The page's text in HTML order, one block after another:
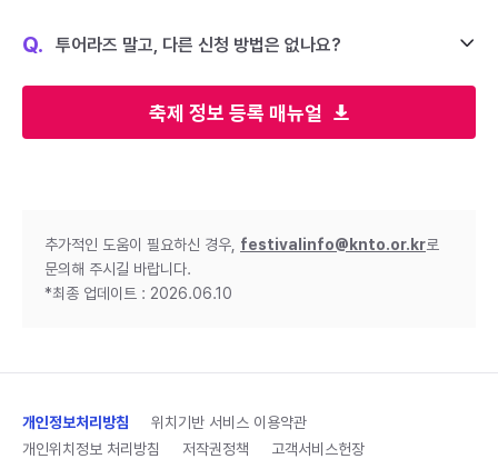
축제 정보 등록 매뉴얼
Q. 투어라즈 말고, 다른 신청 방법은 없나요?
추가적인 도움이 필요하신 경우, festivalinfo@knto.or.kr로
문의해 주시길 바랍니다.
*최종 업데이트 : 2026.06.10
개인정보처리방침
위치기반 서비스 이용약관
개인위치정보 처리방침
저작권정책 고객서비스헌장